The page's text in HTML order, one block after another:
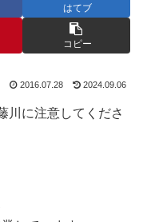
はてブ
コピー
2016.07.28 2024.09.06
川に注意してくださ